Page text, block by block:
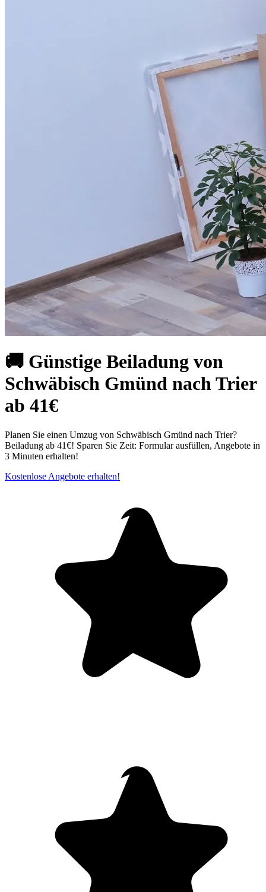
🚚 Günstige Beiladung von
Schwäbisch Gmünd nach Trier
ab 41€
Planen Sie einen Umzug von Schwäbisch Gmünd nach Trier?
Beiladung ab 41€! Sparen Sie Zeit: Formular ausfüllen, Angebote in
3 Minuten erhalten!
Kostenlose Angebote erhalten!